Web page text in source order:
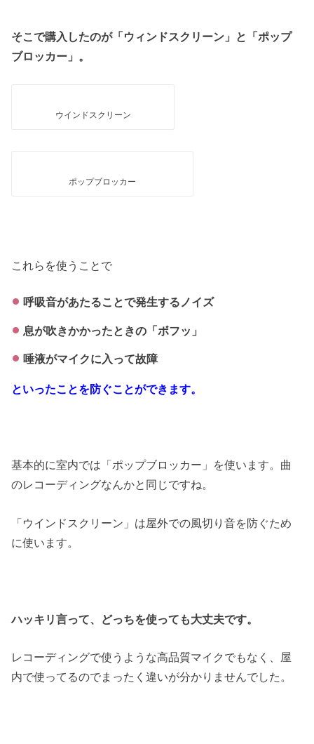
そこで購入したのが「ウィンドスクリーン」と「ポップ
ブロッカー」。
ウインドスクリーン
ポップブロッカー
これらを使うことで
呼吸音があたることで発生するノイズ
息が吹きかかったときの「ボフッ」
唾液がマイクに入って故障
といったことを防ぐことができます。
基本的に室内では「ポップブロッカー」を使います。曲
のレコーディングなんかと同じですね。
「ウインドスクリーン」は屋外での風切り音を防ぐため
に使います。
ハッキリ言って、どっちを使っても大丈夫です。
レコーディングで使うような高品質マイクでもなく、屋
内で使ってるのでまったく違いが分かりませんでした。